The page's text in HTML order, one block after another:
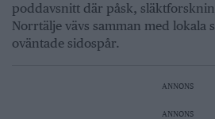
poddavsnitt där påsk,
Norrtälje vävs samman med lokala
oväntade sidospår.
ANNONS
ANNONS